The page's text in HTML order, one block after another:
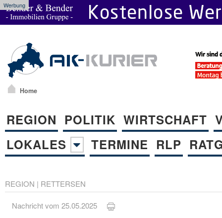
Werbung
Home
REGION POLITIK WIRTSCHAFT
LOKALES
TERMINE RLP
REGION | RETTERSEN
Nachricht vom 25.05.2025